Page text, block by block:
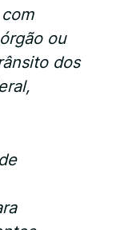
ou
dos